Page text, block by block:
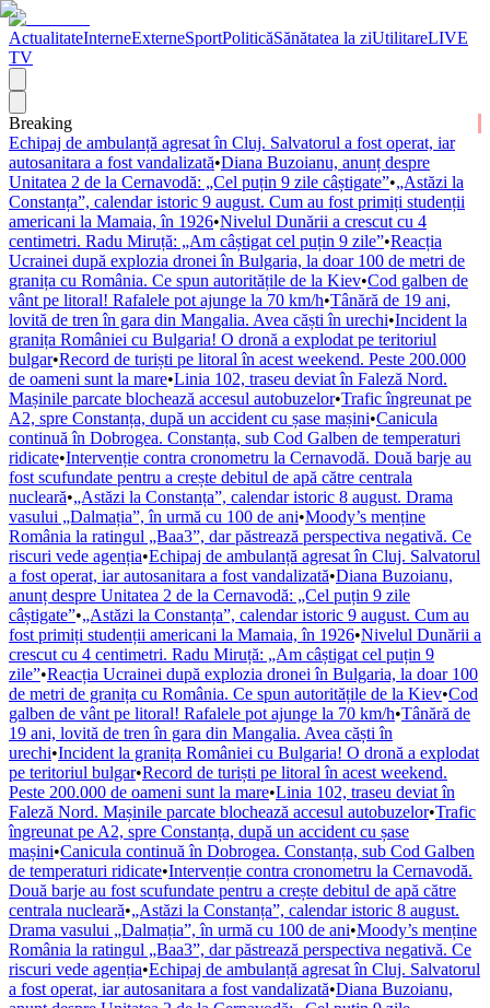
ActualitateInterneExterneSportPoliticăSănătatea la ziUtilitareLIVE
TV
Breaking
Echipaj de ambulanță agresat în Cluj. Salvatorul a fost operat, iar
autosanitara a fost vandalizată•Diana Buzoianu, anunț despre
Unitatea 2 de la Cernavodă: „Cel puțin 9 zile câștigate”•„Astăzi la
Constanța”, calendar istoric 9 august. Cum au fost primiți studenții
americani la Mamaia, în 1926•Nivelul Dunării a crescut cu 4
centimetri. Radu Miruță: „Am câștigat cel puțin 9 zile”•Reacția
Ucrainei după explozia dronei în Bulgaria, la doar 100 de metri de
granița cu România. Ce spun autoritățile de la Kiev•Cod galben de
vânt pe litoral! Rafalele pot ajunge la 70 km/h•Tânără de 19 ani,
lovită de tren în gara din Mangalia. Avea căști în urechi•Incident la
granița României cu Bulgaria! O dronă a explodat pe teritoriul
bulgar•Record de turiști pe litoral în acest weekend. Peste 200.000
de oameni sunt la mare•Linia 102, traseu deviat în Faleză Nord.
Mașinile parcate blochează accesul autobuzelor•Trafic îngreunat pe
A2, spre Constanța, după un accident cu șase mașini•Canicula
continuă în Dobrogea. Constanța, sub Cod Galben de temperaturi
ridicate•Intervenție contra cronometru la Cernavodă. Două barje au
fost scufundate pentru a crește debitul de apă către centrala
nucleară•„Astăzi la Constanța”, calendar istoric 8 august. Drama
vasului „Dalmația”, în urmă cu 100 de ani•Moody’s menține
România la ratingul „Baa3”, dar păstrează perspectiva negativă. Ce
riscuri vede agenția•Echipaj de ambulanță agresat în Cluj. Salvatorul
a fost operat, iar autosanitara a fost vandalizată•Diana Buzoianu,
anunț despre Unitatea 2 de la Cernavodă: „Cel puțin 9 zile
câștigate”•„Astăzi la Constanța”, calendar istoric 9 august. Cum au
fost primiți studenții americani la Mamaia, în 1926•Nivelul Dunării a
crescut cu 4 centimetri. Radu Miruță: „Am câștigat cel puțin 9
zile”•Reacția Ucrainei după explozia dronei în Bulgaria, la doar 100
de metri de granița cu România. Ce spun autoritățile de la Kiev•Cod
galben de vânt pe litoral! Rafalele pot ajunge la 70 km/h•Tânără de
19 ani, lovită de tren în gara din Mangalia. Avea căști în
urechi•Incident la granița României cu Bulgaria! O dronă a explodat
pe teritoriul bulgar•Record de turiști pe litoral în acest weekend.
Peste 200.000 de oameni sunt la mare•Linia 102, traseu deviat în
Faleză Nord. Mașinile parcate blochează accesul autobuzelor•Trafic
îngreunat pe A2, spre Constanța, după un accident cu șase
mașini•Canicula continuă în Dobrogea. Constanța, sub Cod Galben
de temperaturi ridicate•Intervenție contra cronometru la Cernavodă.
Două barje au fost scufundate pentru a crește debitul de apă către
centrala nucleară•„Astăzi la Constanța”, calendar istoric 8 august.
Drama vasului „Dalmația”, în urmă cu 100 de ani•Moody’s menține
România la ratingul „Baa3”, dar păstrează perspectiva negativă. Ce
riscuri vede agenția•Echipaj de ambulanță agresat în Cluj. Salvatorul
a fost operat, iar autosanitara a fost vandalizată•Diana Buzoianu,